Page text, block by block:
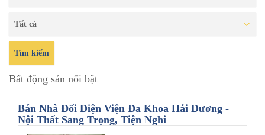
Tất cả
Tìm kiếm
Bất động sản nổi bật
Bán Nhà Đối Diện Viện Đa Khoa Hải Dương -
Nội Thất Sang Trọng, Tiện Nghi